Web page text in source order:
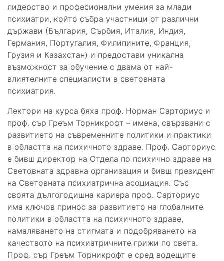
лидерство и професионални умения за млади
психиатри, който събра участници от различни
държави (България, Сърбия, Италия, Индия,
Германия, Португалия, Филипините, Франция,
Грузия и Казахстан) и предостави уникална
възможност за обучение с двама от най-
влиятелните специалисти в световната
психиатрия.
Лектори на курса бяха проф. Норман Сарториус и
проф. сър Греъм Торникрофт – имена, свързвани с
развитието на съвременните политики и практики
в областта на психичното здраве. Проф. Сарториус
е бивш директор на Отдела по психично здраве на
Световната здравна организация и бивш президент
на Световната психиатрична асоциация. Със
своята дългогодишна кариера проф. Сарториус
има ключов принос за развитието на глобалните
политики в областта на психичното здраве,
намаляването на стигмата и подобряването на
качеството на психиатричните грижи по света.
Проф. сър Греъм Торникрофт е сред водещите